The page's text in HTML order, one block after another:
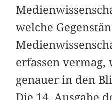
welche
erfassen vermag,
genauer in den
Die 14. Ausgabe